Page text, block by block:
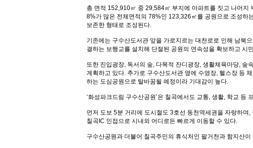
총 면적 152,910㎡ 중 29,584㎡ 부지에 아파트를 짓고 나머
8%가 많은 전체면적의 78%인 123,326㎡를 공원으로 조성하
보존한 형태로 조성된다.
기존에는 구수산도서관 앞을 가로지르는 대천로로 인해 남북
결하는 보행교를 설치해 단절된 공원의 연속성을 확보하고 시
또한 진입광장, 독서의 숲, 다목적 잔디광장, 생활체육마당,
계획하고 있다. 추가로 구수산도서관 옆에 수영장, 헬스장 등
하는 도심공원으로 탈바꿈될 예정이라 기대감이 높다.
‘화성파크드림 구수산공원’은 칠곡에서도 교통, 생활, 학교 등
먼저 도보 5분 거리에 도시철도 3호선 동천역세권을 자랑하
칠곡IC 인접으로 시내외 어디로든 빠르게 이동할 수 있다.
구수산공원과 더불어 칠곡주민의 휴식처인 팔거천과 함지산